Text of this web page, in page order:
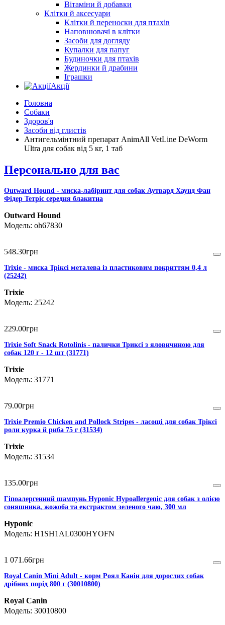
Вітаміни й добавки
Клітки й аксесуари
Клітки й переноски для птахів
Наповнювачі в клітки
Засоби для догляду
Купалки для папуг
Будиночки для птахів
Жердинки й драбини
Іграшки
Акції
Головна
Собаки
Здоров'я
Засоби від глистів
Антигельмінтний препарат AnimAll VetLine DeWorm
Ultra для собак від 5 кг, 1 таб
Персонально для вас
Outward Hound - миска-лабіринт для собак Аутвард Хаунд Фан
Фідер Тетріс середня блакитна
Outward Hound
oh67830
548.30грн
Trixie - миска Тріксі металева із пластиковим покриттям 0,4 л
(25242)
Trixie
25242
229.00грн
Trixie Soft Snack Rotolinis - палички Триксі з яловичиною для
собак 120 г - 12 шт (31771)
Trixie
31771
79.00грн
Trixie Premio Chicken and Pollock Stripes - ласощі для собак Тріксі
роли курка й риба 75 г (31534)
Trixie
31534
135.00грн
Гіпоалергенний шампунь Hyponic Hypoallergenic для собак з олією
соняшника, жожоба та екстрактом зеленого чаю, 300 мл
Hyponic
H1SH1AL0300HYOFN
1 071 .66грн
Royal Canin Mini Adult - корм Роял Канін для дорослих собак
дрібних порід 800 г (30010800)
Royal Canin
30010800